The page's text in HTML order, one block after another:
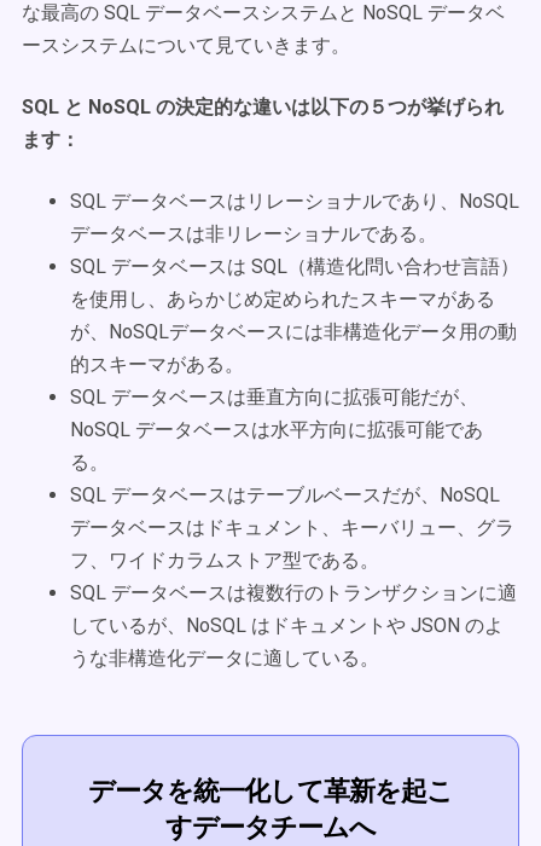
な最高の SQL データベースシステムと NoSQL データベ
ースシステムについて見ていきます。
SQL と NoSQL の決定的な違いは以下の５つが挙げられ
ます：
SQL データベースはリレーショナルであり、NoSQL
データベースは非リレーショナルである。
SQL データベースは SQL（構造化問い合わせ言語）
を使用し、あらかじめ定められたスキーマがある
が、NoSQLデータベースには非構造化データ用の動
的スキーマがある。
SQL データベースは垂直方向に拡張可能だが、
NoSQL データベースは水平方向に拡張可能であ
る。
SQL データベースはテーブルベースだが、NoSQL
データベースはドキュメント、キーバリュー、グラ
フ、ワイドカラムストア型である。
SQL データベースは複数行のトランザクションに適
しているが、NoSQL はドキュメントや JSON のよ
うな非構造化データに適している。
データを統一化して革新を起こ
すデータチームへ